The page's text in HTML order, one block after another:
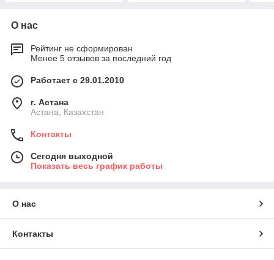
О нас
Рейтинг не сформирован
Менее 5 отзывов за последний год
Работает с 29.01.2010
г. Астана
Астана, Казахстан
Контакты
Сегодня выходной
Показать весь график работы
О нас
Контакты